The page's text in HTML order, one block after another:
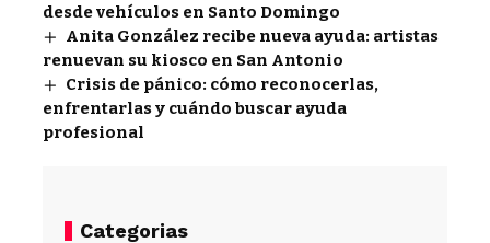
desde vehículos en Santo Domingo
Anita González recibe nueva ayuda: artistas
renuevan su kiosco en San Antonio
Crisis de pánico: cómo reconocerlas,
enfrentarlas y cuándo buscar ayuda
profesional
Categorias